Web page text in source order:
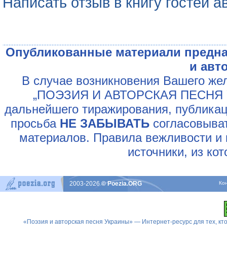
Опубликованные материали
и
В случае возникновения Вашего
„ПОЭЗИЯ И АВТОРСКАЯ ПЕСНЯ
дальнейшего тиражирования,
просьба НЕ ЗАБЫВАТЬ
материалов. Правила вежливости и
источники, из
2003-2026© Poezia.ORG
«Поэзия и авторская песня Украины» — Интернет-ресурс для тех,